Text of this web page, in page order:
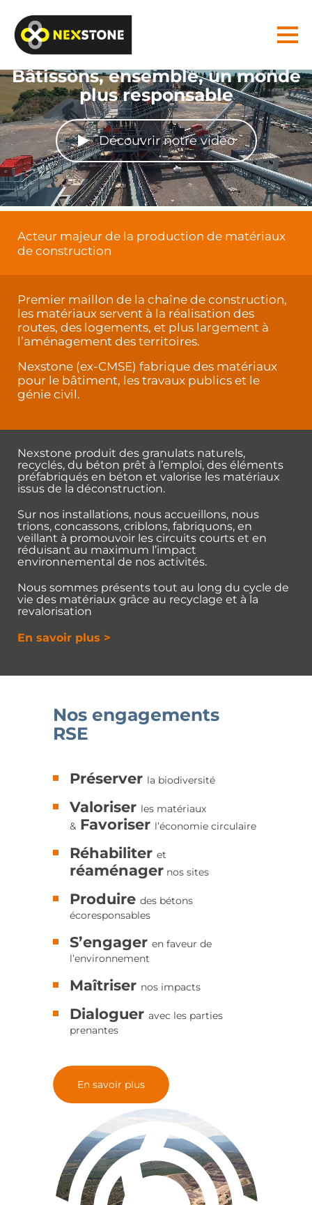
Bâtissons, ensemble, un monde
plus responsable
Découvrir notre vidéo
Acteur majeur de la production de matériaux
de construction
Premier maillon de la chaîne de construction,
les matériaux servent à la réalisation des
routes, des logements, et plus largement à
l’aménagement des territoires.
Nexstone (ex-CMSE) fabrique des matériaux
pour le bâtiment, les travaux publics et le
génie civil.
Nexstone produit des granulats naturels,
recyclés, du béton prêt à l’emploi, des éléments
préfabriqués en béton et valorise les matériaux
issus de la déconstruction.
Sur nos installations, nous accueillons, nous
trions, concassons, criblons, fabriquons, en
veillant à promouvoir les circuits courts et en
réduisant au maximum l’impact
environnemental de nos activités.
Nous sommes présents tout au long du cycle de
vie des matériaux grâce au recyclage et à la
revalorisation
En savoir plus >
Nos engagements
RSE
Préserver la biodiversité
Valoriser les matériaux
& Favoriser l’économie circulaire
Réhabiliteret
réaménager nos sites
Produiredes bétons
écoresponsables
S’engageren faveur de
l’environnement
Maîtriser nos impacts
Dialogueravec les parties
prenantes
En savoir plus